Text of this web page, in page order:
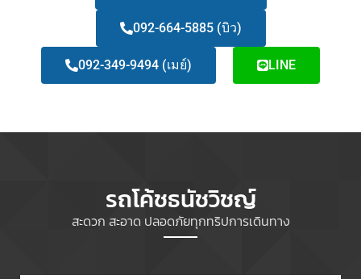
092-664-5885 (บิว)
092-349-9494 (เมย์) LINE
รถโค้ชธนัชวิชญ์
สะดวก สะอาด ปลอดภัยทุกทริปการเดินทาง